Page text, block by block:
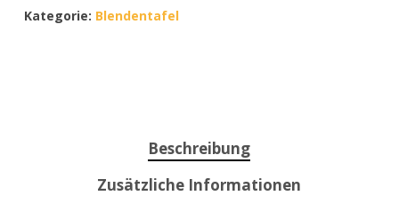
Kategorie: Blendentafel
Beschreibung
Zusätzliche Informationen